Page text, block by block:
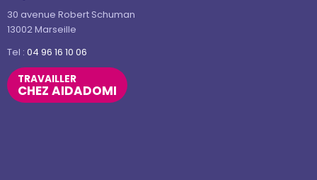
30 avenue Robert Schuman
13002 Marseille
Tel : 04 96 16 10 06
TRAVAILLER
CHEZ AIDADOMI